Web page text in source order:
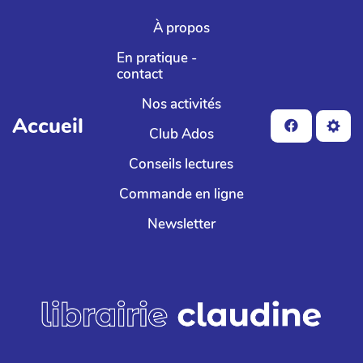
Aller au contenu principal
Accueil
À propos
En pratique -
contact
Nos activités
Club Ados
Conseils lectures
Commande en ligne
Newsletter